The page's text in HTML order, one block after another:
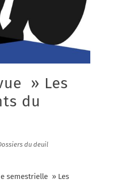
» Les
du
du deuil
semestrielle » Les